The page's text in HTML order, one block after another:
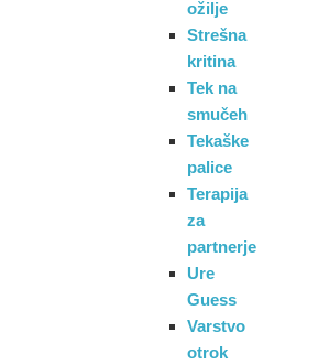
ožilje
Strešna
kritina
Tek na
smučeh
Tekaške
palice
Terapija
za
partnerje
Ure
Guess
Varstvo
otrok